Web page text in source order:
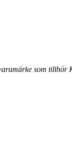
som tillhör